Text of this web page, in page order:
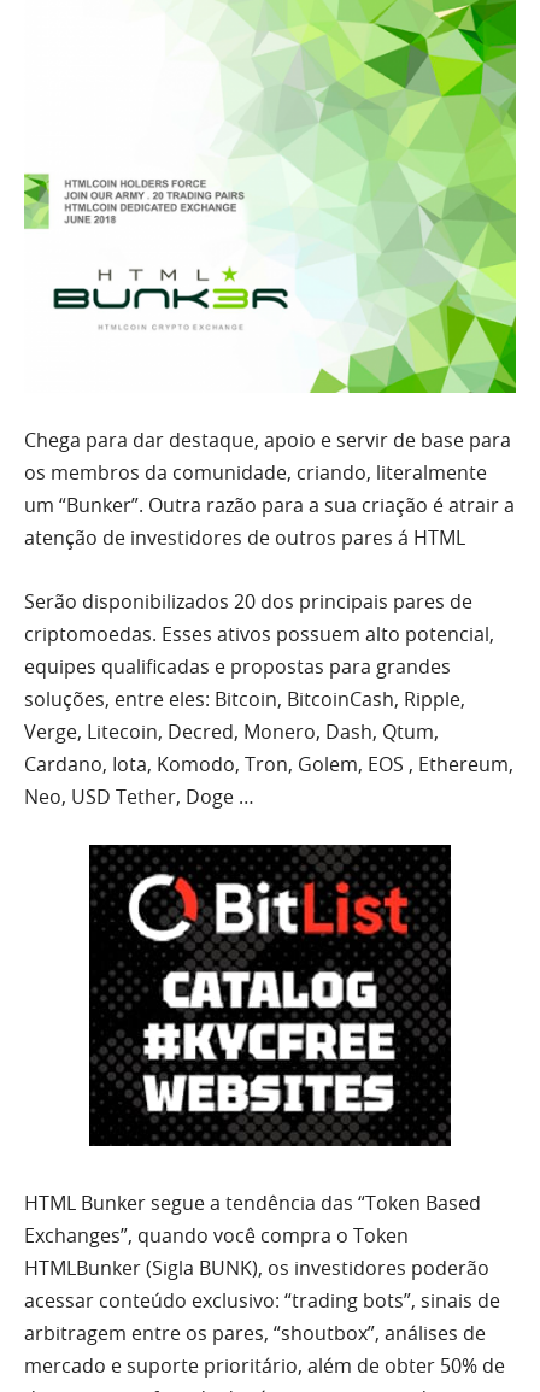
Chega para dar destaque, apoio e servir de base para
os membros da comunidade, criando, literalmente
um “Bunker”. Outra razão para a sua criação é atrair a
atenção de investidores de outros pares á HTML
Serão disponibilizados 20 dos principais pares de
criptomoedas. Esses ativos possuem alto potencial,
equipes qualificadas e propostas para grandes
soluções, entre eles: Bitcoin, BitcoinCash, Ripple,
Verge, Litecoin, Decred, Monero, Dash, Qtum,
Cardano, Iota, Komodo, Tron, Golem, EOS , Ethereum,
Neo, USD Tether, Doge …
HTML Bunker segue a tendência das “Token Based
Exchanges”, quando você compra o Token
HTMLBunker (Sigla BUNK), os investidores poderão
acessar conteúdo exclusivo: “trading bots”, sinais de
arbitragem entre os pares, “shoutbox”, análises de
mercado e suporte prioritário, além de obter 50% de